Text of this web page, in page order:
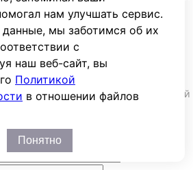
нам улучшать сервис.
мы заботимся об их
с
наш веб-сайт, вы
Политикой
в отношении файлов
Понятно
данных ООО «ТУЛЗ-ЭНЕРГО»
обработку
персональных данных
персональных данных
что ознакомлен(а) с Политикой